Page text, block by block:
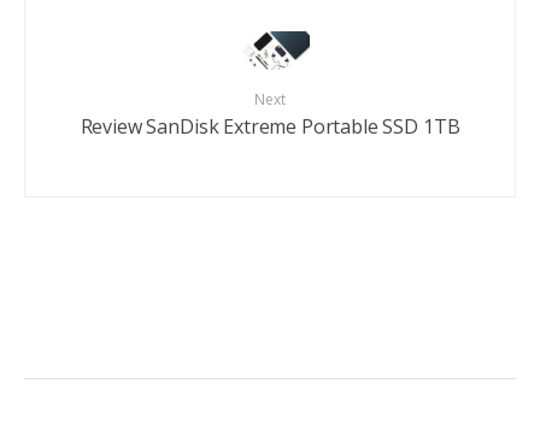
Next
Review SanDisk Extreme Portable SSD 1TB